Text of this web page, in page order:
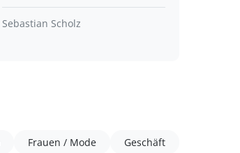
Sebastian Scholz
Frauen / Mode Geschäft